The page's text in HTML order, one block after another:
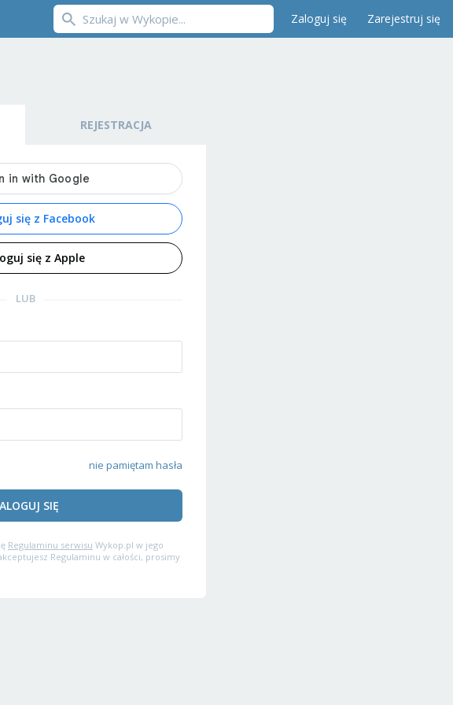
Zaloguj się Zarejestruj się
REJESTRACJA
się z Facebook
się z Apple
LUB
nie pamiętam hasła
SIĘ
Regulaminu serwisu Wykop.pl w jego
Regulaminu w całości, prosimy